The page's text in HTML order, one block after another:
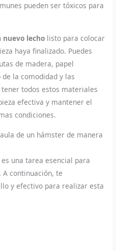
pueden ser tóxicos para
nuevo lecho listo para colocar
haya finalizado. Puedes
de madera, papel
la comodidad y las
todos estos materiales
efectiva y mantener el
condiciones.
de un hámster de manera
una tarea esencial para
A continuación, te
y efectivo para realizar esta